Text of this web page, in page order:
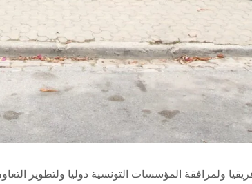
ولمرافقة المؤسسات التونسية دوليا ولتطوير